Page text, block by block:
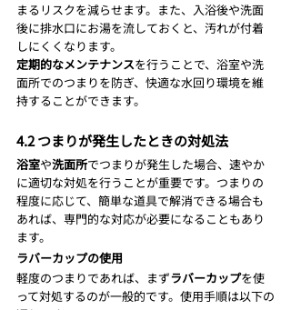
まるリスクを減らせます。また、入浴後や洗面
後に排水口にお湯を流しておくと、汚れが付着
しにくくなります。
定期的なメンテナンスを行うことで、浴室や洗
面所でのつまりを防ぎ、快適な水回り環境を維
持することができます。
4.2 つまりが発生したときの対処法
浴室や洗面所でつまりが発生した場合、速やか
に適切な対処を行うことが重要です。つまりの
程度に応じて、簡単な道具で解消できる場合も
あれば、専門的な対応が必要になることもあり
ます。
ラバーカップの使用
軽度のつまりであれば、まずラバーカップを使
って対処するのが一般的です。使用手順は以下の